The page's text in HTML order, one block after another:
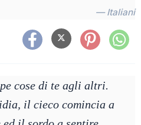
— Italiani
cose di te agli altri.
il cieco comincia a